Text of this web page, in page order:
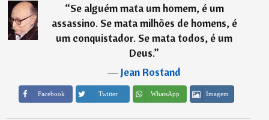
“Se alguém mata um homem, é um
assassino. Se mata milhões de homens, é
um conquistador. Se mata todos, é um
Deus.”
―Jean Rostand
Facebook Twitter WhatsApp Imagem